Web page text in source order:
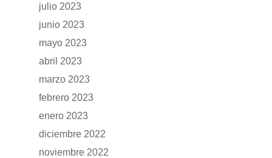
julio 2023
junio 2023
mayo 2023
abril 2023
marzo 2023
febrero 2023
enero 2023
diciembre 2022
noviembre 2022